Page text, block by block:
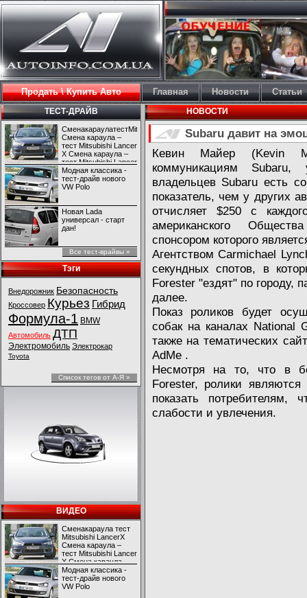
Продать \ Купить Авто Главная Новости Статьи
ТЕСТ-ДРАЙВ
СменакараулатестMitsubishiLancerX
Смена караула –
тест Mitsubishi Lancer
X Смена караула –
тест Mitsubishi Lancer
X
Модная классика -
тест-драйв нового
VW Polo
Новая Lada
универсал - старт
дан!
Все тест-врайвы »
Тэги
Внедорожник Безопасность
Кроссовер Курьез Гибрид
Формула-1 BMW
Автомобиль ДТП
Электромобиль Электрокар
Toyota
Список тегов от А-Я »
ВИДЕО
Сменакараула тест
Mitsubishi LancerX
Смена караула –
тест Mitsubishi Lancer
X Смена караула –
тест Mitsubishi Lancer
X
Модная классика -
тест-драйв нового
VW Polo
НОВОСТИ
Subaru давит на
Кевин Майер (Kevin
коммуникациям
владельцев Subaru есть
показатель, чем у других
отчисляет $250 с
американского
спонсором которого
Агентством Carmichael
секундных спотов, в
Forester "ездят" по городу,
далее.
Показ роликов будет
собак на каналах National
также на тематических
AdMe .
Несмотря на то, что в
Forester, ролики
показать потребителям,
слабости и увлечения.